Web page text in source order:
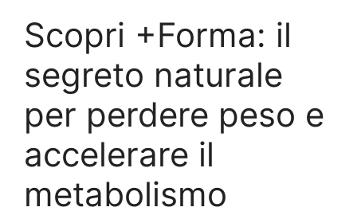
Scopri +Forma: il
segreto naturale
per perdere peso e
accelerare il
metabolismo